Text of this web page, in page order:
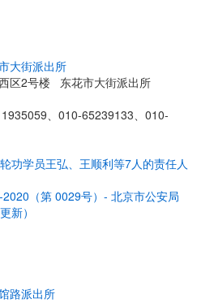
大街派出所
区2号楼 东花市大街派出所
、010-65239133、010-
功学员王弘、王顺利等7人的责任人
（第 0029号）- 北京市公安局
新）
路派出所